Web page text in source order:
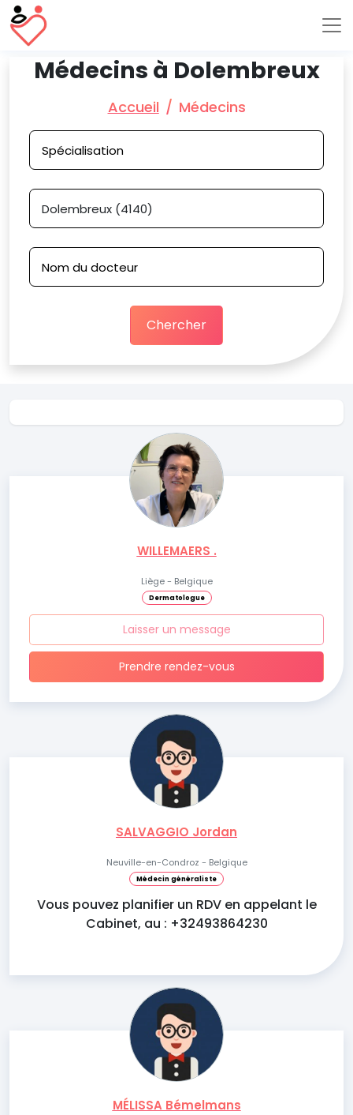
Médecins à Dolembreux
Accueil Médecins
Chercher
WILLEMAERS .
Liège - Belgique
Dermatologue
Laisser un message
Prendre rendez-vous
SALVAGGIO Jordan
Neuville-en-Condroz - Belgique
Médecin généraliste
Vous pouvez planifier un RDV en appelant le
Cabinet, au : +32493864230
MÉLISSA Bémelmans